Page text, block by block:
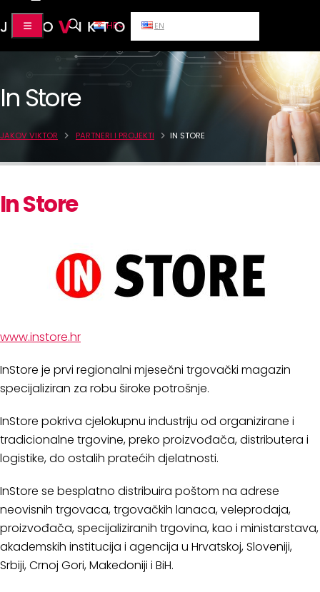
HR EN
In Store
JAKOV VIKTOR PARTNERI I PROJEKTI IN STORE
In Store
www.instore.hr
InStore je prvi regionalni mjesečni trgovački magazin
specijaliziran za robu široke potrošnje.
InStore pokriva cjelokupnu industriju od organizirane i
tradicionalne trgovine, preko proizvođača, distributera i
logistike, do ostalih pratećih djelatnosti.
InStore se besplatno distribuira poštom na adrese
neovisnih trgovaca, trgovačkih lanaca, veleprodaja,
proizvođača, specijaliziranih trgovina, kao i ministarstava,
akademskih institucija i agencija u Hrvatskoj, Sloveniji,
Srbiji, Crnoj Gori, Makedoniji i BiH.